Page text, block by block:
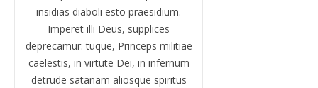
insidias diaboli esto praesidium.
Imperet illi Deus, supplices
deprecamur: tuque, Princeps militiae
caelestis, in virtute Dei, in infernum
detrude satanam aliosque spiritus